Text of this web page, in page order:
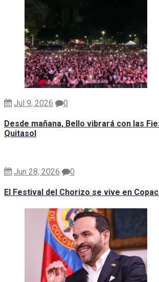
Jul 9, 2026 0
Desde mañana, Bello vibrará con las
Quitasol
Jun 28, 2026 0
El Festival del Chorizo se vive en